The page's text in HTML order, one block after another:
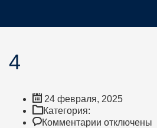
4
24 февраля, 2025
Категория:
Комментарии котключены